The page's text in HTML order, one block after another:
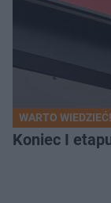
WARTO WIEDZIEĆ!
Koniec I